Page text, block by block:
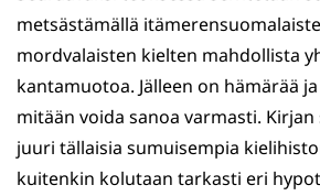
metsästämällä
mordvalaisten kielten mahdollista
kantamuotoa. Jälleen on hämärää
mitään voida sanoa varmasti.
juuri tällaisia sumuisempia
kuitenkin kolutaan tarkasti eri